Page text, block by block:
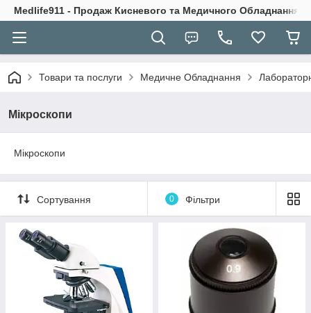
Medlife911 - Продаж Кисневого та Медичного Обладнання
Товари та послуги Медичне Обладнання
Мікроскопи
Мікроскопи
Сортування 0 Фільтри